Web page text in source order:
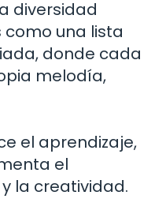
diversidad
como una lista
donde cada
melodía,
el aprendizaje,
el
la creatividad.